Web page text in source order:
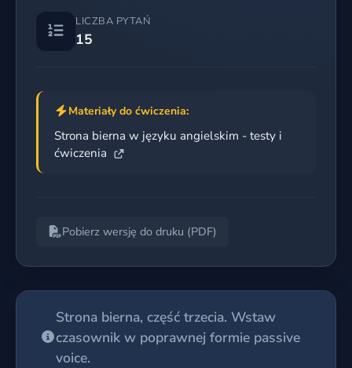
LICZBA PYTAŃ
15
Materiały do ćwiczenia:
Strona bierna w języku angielskim - testy i
ćwiczenia
Pobierz wersję do druku (PDF)
Strona bierna, część trzecia. Wstaw
czasownik w poprawnej formie passive
voice.